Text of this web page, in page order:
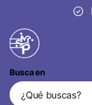
Busca en